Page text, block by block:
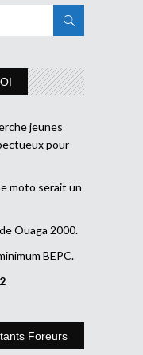
jeunes
pour
moto serait un
Ouaga 2000.
BEPC.
Foreurs